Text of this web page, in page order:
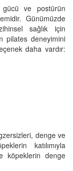
ve postürün
Günümüzde
sağlık için
pilates deneyimini
daha vardır:
denge ve
katılımıyla
köpeklerin denge